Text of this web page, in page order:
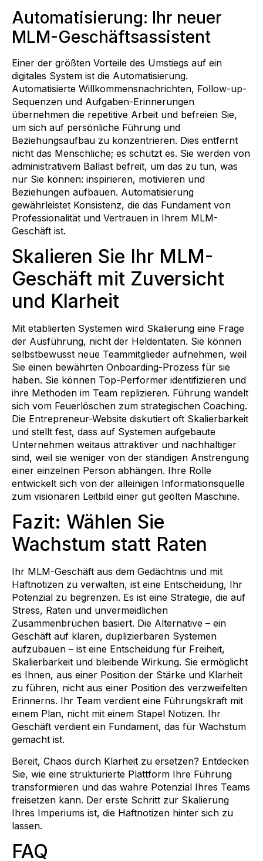
Automatisierung: Ihr neuer
MLM-Geschäftsassistent
Einer der größten Vorteile des Umstiegs auf ein
digitales System ist die Automatisierung.
Automatisierte Willkommensnachrichten, Follow-up-
Sequenzen und Aufgaben-Erinnerungen
übernehmen die repetitive Arbeit und befreien Sie,
um sich auf persönliche Führung und
Beziehungsaufbau zu konzentrieren. Dies entfernt
nicht das Menschliche; es schützt es. Sie werden von
administrativem Ballast befreit, um das zu tun, was
nur Sie können: inspirieren, motivieren und
Beziehungen aufbauen. Automatisierung
gewährleistet Konsistenz, die das Fundament von
Professionalität und Vertrauen in Ihrem MLM-
Geschäft ist.
Skalieren Sie Ihr MLM-
Geschäft mit Zuversicht
und Klarheit
Mit etablierten Systemen wird Skalierung eine Frage
der Ausführung, nicht der Heldentaten. Sie können
selbstbewusst neue Teammitglieder aufnehmen, weil
Sie einen bewährten Onboarding-Prozess für sie
haben. Sie können Top-Performer identifizieren und
ihre Methoden im Team replizieren. Führung wandelt
sich vom Feuerlöschen zum strategischen Coaching.
Die Entrepreneur-Website diskutiert oft Skalierbarkeit
und stellt fest, dass auf Systemen aufgebaute
Unternehmen weitaus attraktiver und nachhaltiger
sind, weil sie weniger von der ständigen Anstrengung
einer einzelnen Person abhängen. Ihre Rolle
entwickelt sich von der alleinigen Informationsquelle
zum visionären Leitbild einer gut geölten Maschine.
Fazit: Wählen Sie
Wachstum statt Raten
Ihr MLM-Geschäft aus dem Gedächtnis und mit
Haftnotizen zu verwalten, ist eine Entscheidung, Ihr
Potenzial zu begrenzen. Es ist eine Strategie, die auf
Stress, Raten und unvermeidlichen
Zusammenbrüchen basiert. Die Alternative – ein
Geschäft auf klaren, duplizierbaren Systemen
aufzubauen – ist eine Entscheidung für Freiheit,
Skalierbarkeit und bleibende Wirkung. Sie ermöglicht
es Ihnen, aus einer Position der Stärke und Klarheit
zu führen, nicht aus einer Position des verzweifelten
Erinnerns. Ihr Team verdient eine Führungskraft mit
einem Plan, nicht mit einem Stapel Notizen. Ihr
Geschäft verdient ein Fundament, das für Wachstum
gemacht ist.
Bereit, Chaos durch Klarheit zu ersetzen? Entdecken
Sie, wie eine strukturierte Plattform Ihre Führung
transformieren und das wahre Potenzial Ihres Teams
freisetzen kann. Der erste Schritt zur Skalierung
Ihres Imperiums ist, die Haftnotizen hinter sich zu
lassen.
FAQ